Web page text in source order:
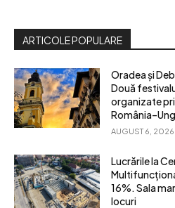
ARTICOLE POPULARE
Oradea și
Două
organizate
AUGUST 6, 2026
Lucrările la
16%. Sala
locuri